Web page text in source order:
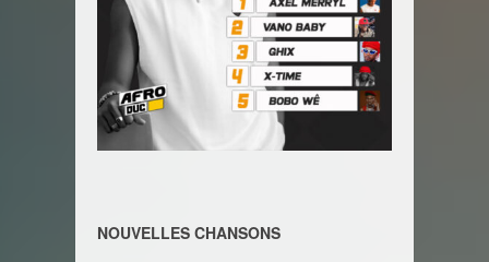
NOUVELLES CHANSONS